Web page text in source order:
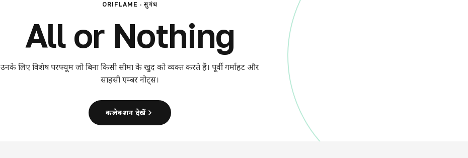
ORIFLAME · सुगंध
All or Nothing
उनके लिए विशेष परफ्यूम जो बिना किसी सीमा के खुद को व्यक्त करते हैं। पूर्वी गर्माहट और
साहसी एम्बर नोट्स।
कलेक्शन देखें